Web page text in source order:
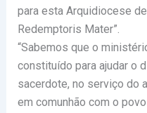
para esta Arquidiocese
Redemptoris Mater”.
“Sabemos que o
constituído para ajudar o
sacerdote, no serviço do
em comunhão com o